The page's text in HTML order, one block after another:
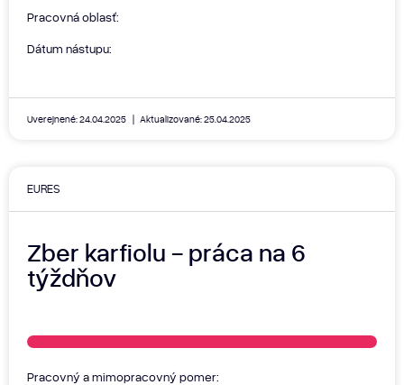
Pracovná oblasť:
Dátum nástupu:
Uverejnené: 24.04.2025 Aktualizované: 25.04.2025
EURES
Zber karfiolu - práca na 6
týždňov
Pracovný a mimopracovný pomer: